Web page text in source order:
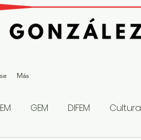
Más
GEM DIFEM Cultura